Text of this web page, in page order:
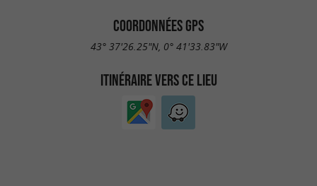
COORDONNÉES GPS
43° 37'26.25"N, 0° 41'33.83"W
ITINÉRAIRE VERS CE LIEU